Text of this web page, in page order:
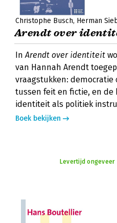
Christophe Busch Herman
Arendt over
InArendt over identiteit
van Hannah Arendt
vraagstukken: democratie
tussen feit en fictie, en de
identiteit als politiek
Boek bekijken
Levertijd